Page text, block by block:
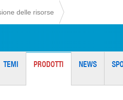
delle risorse
TEMI PRODOTTI NEWS